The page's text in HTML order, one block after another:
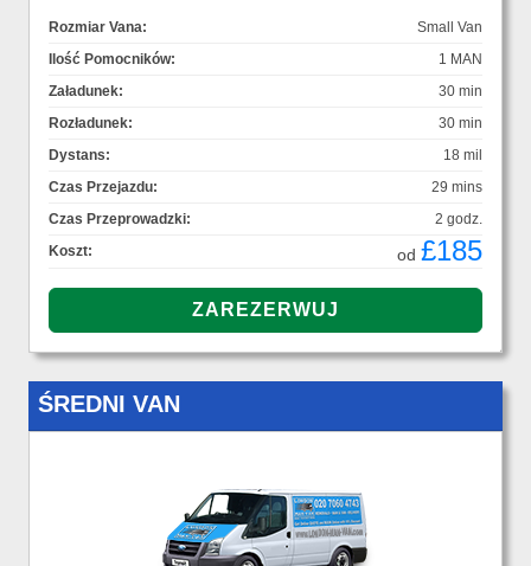
Rozmiar Vana:
Small Van
Ilość Pomocników:
1 MAN
Załadunek:
30 min
Rozładunek:
30 min
Dystans:
18 mil
Czas Przejazdu:
29 mins
Czas Przeprowadzki:
2 godz.
Koszt:
od £185
ŚREDNI VAN